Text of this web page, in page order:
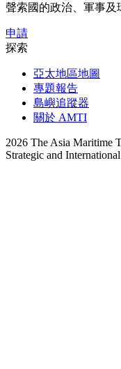
聲索國的政治、軍事及
申請
探索
亞太地區地圖
專題報告
島嶼追蹤器
關於 AMTI
2026 The Asia Maritime
Strategic and